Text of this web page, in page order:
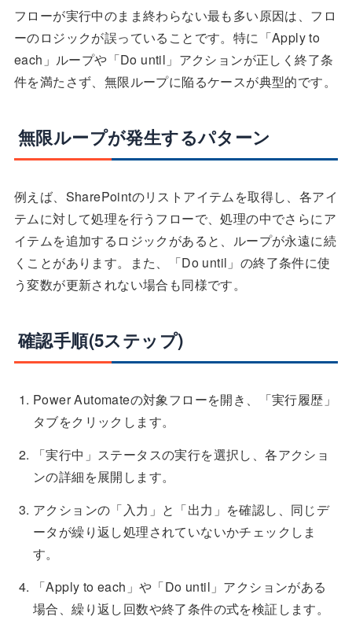
フローが実行中のまま終わらない最も多い原因は、フロ
ーのロジックが誤っていることです。特に「Apply to
each」ループや「Do until」アクションが正しく終了条
件を満たさず、無限ループに陥るケースが典型的です。
無限ループが発生するパターン
例えば、SharePointのリストアイテムを取得し、各アイ
テムに対して処理を行うフローで、処理の中でさらにア
イテムを追加するロジックがあると、ループが永遠に続
くことがあります。また、「Do until」の終了条件に使
う変数が更新されない場合も同様です。
確認手順(5ステップ)
Power Automateの対象フローを開き、「実行履歴」
タブをクリックします。
「実行中」ステータスの実行を選択し、各アクショ
ンの詳細を展開します。
アクションの「入力」と「出力」を確認し、同じデ
ータが繰り返し処理されていないかチェックしま
す。
「Apply to each」や「Do until」アクションがある
場合、繰り返し回数や終了条件の式を検証します。